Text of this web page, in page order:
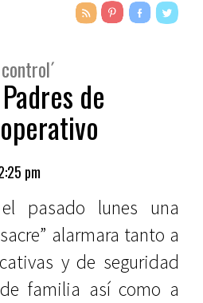
de
pm
pasado lunes una
alarmara tanto a
y de seguridad
familia así como a